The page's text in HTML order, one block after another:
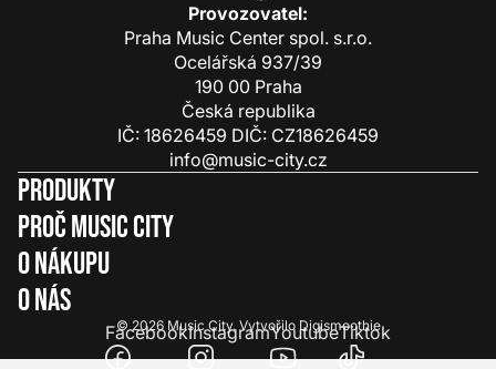
Provozovatel:
Praha Music Center spol. s.r.o.
Ocelářská 937/39
190 00 Praha
Česká republika
IČ: 18626459 DIČ: CZ18626459
info@music-city.cz
Produkty
Proč Music City
O nákupu
O nás
© 2026 Music City. Vytvořilo Digismoothie
FacebookInstagramYoutubeTiktok